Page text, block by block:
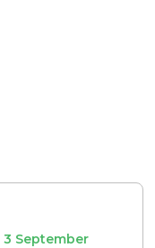
3 September